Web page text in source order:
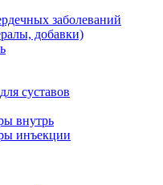
заболеваний
добавки)
суставов
внутрь
инъекции